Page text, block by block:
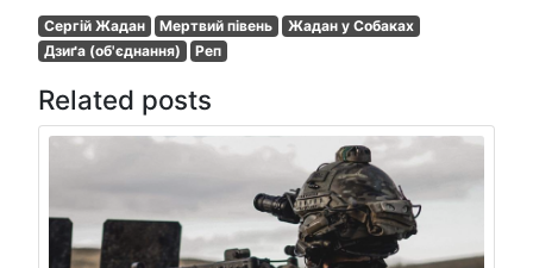
Сергій Жадан Мертвий півень
Жадан у Собаках
Дзиґа (об'єднання)
Реп
Related posts